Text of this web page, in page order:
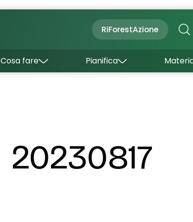
RiForestAzione
Cosa fare
Con bambini
Pianifica
Dove dormire
Come arrivare
Come muoversi
20230817